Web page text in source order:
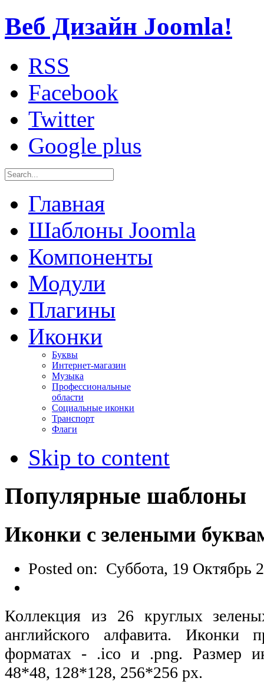
Веб Дизайн Joomla!
RSS
Facebook
Twitter
Google plus
Главная
Шаблоны Joomla
Компоненты
Модули
Плагины
Иконки
Буквы
Интернет-магазин
Музыка
Профессиональные
области
Социальные иконки
Транспорт
Флаги
Skip to content
Популярные шаблоны
Иконки с зелеными
Posted on: Суббота, 19 Октябрь
Коллекция из 26 круглых
английского алфавита. Иконки
форматах - .ico и .png. Размер
48*48, 128*128, 256*256 px.